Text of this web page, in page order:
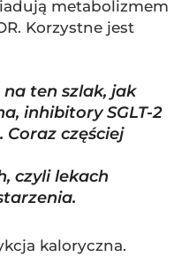
metabolizmem
Korzystne jest
na ten szlak, jak
inhibitory SGLT-2
Coraz częściej
czyli lekach
kaloryczna.